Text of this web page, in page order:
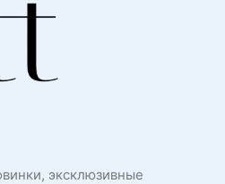
эксклюзивные